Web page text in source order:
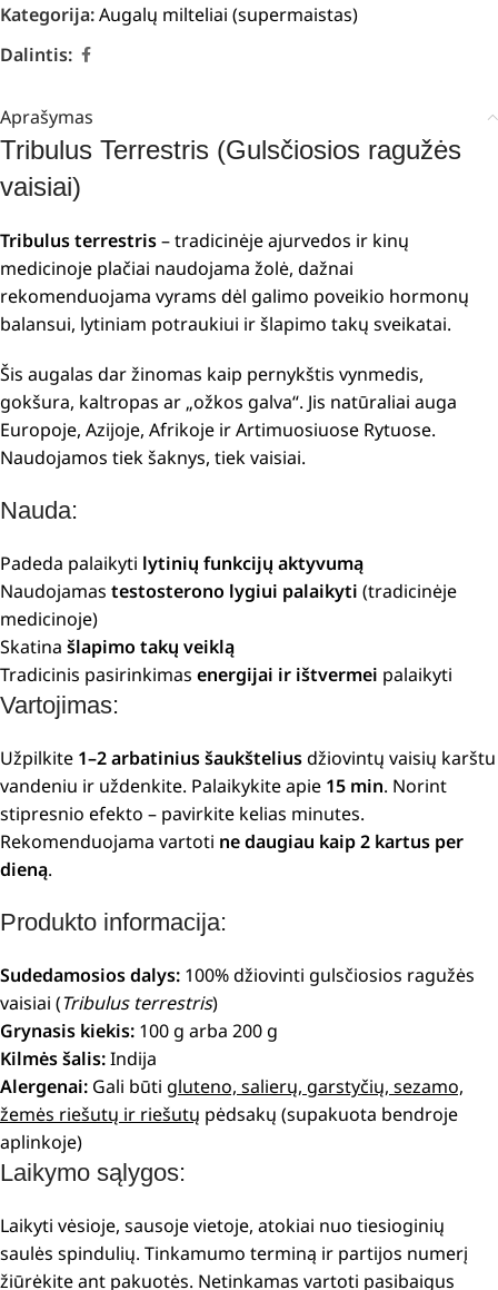
Kategorija:Augalų milteliai (supermaistas)
Dalintis:
Aprašymas
Tribulus Terrestris (Gulsčiosios ragužės
vaisiai)
Tribulus terrestris– tradicinėje ajurvedos ir kinų
medicinoje plačiai naudojama žolė, dažnai
rekomenduojama vyrams dėl galimo poveikio hormonų
balansui, lytiniam potraukiui ir šlapimo takų sveikatai.
Šis augalas dar žinomas kaip pernykštis vynmedis,
gokšura, kaltropas ar „ožkos galva“. Jis natūraliai auga
Europoje, Azijoje, Afrikoje ir Artimuosiuose Rytuose.
Naudojamos tiek šaknys, tiek vaisiai.
Nauda:
Padeda palaikyti lytinių funkcijų aktyvumą
Naudojamas testosterono lygiui palaikyti (tradicinėje
medicinoje)
Skatina šlapimo takų veiklą
Tradicinis pasirinkimas energijai ir ištvermei palaikyti
Vartojimas:
Užpilkite 1–2 arbatinius šaukšteliusdžiovintų vaisių karštu
vandeniu ir uždenkite. Palaikykite apie 15 min. Norint
stipresnio efekto – pavirkite kelias minutes.
Rekomenduojama vartoti ne daugiau kaip 2 kartus per
dieną.
Produkto informacija:
Sudedamosios dalys: 100% džiovinti gulsčiosios ragužės
vaisiai (Tribulus terrestris)
Grynasis kiekis: 100 g arba 200 g
Kilmės šalis:Indija
Alergenai: Gali būti gluteno, salierų, garstyčių, sezamo,
žemės riešutų ir riešutų pėdsakų (supakuota bendroje
aplinkoje)
Laikymo sąlygos:
Laikyti vėsioje, sausoje vietoje, atokiai nuo tiesioginių
saulės spindulių. Tinkamumo terminą ir partijos numerį
žiūrėkite ant pakuotės. Netinkamas vartoti pasibaigus